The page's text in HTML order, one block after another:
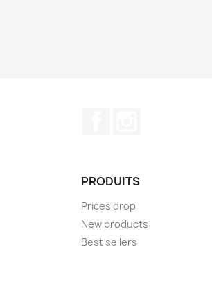
PRODUITS
Prices drop
New products
Best sellers